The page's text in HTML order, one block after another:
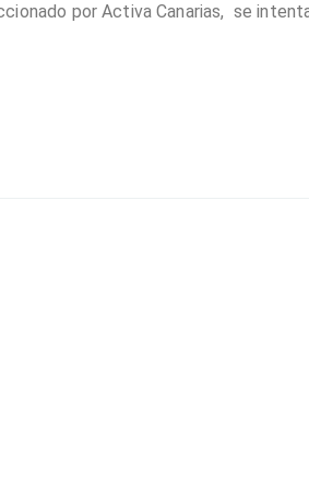
por Activa Canarias, se